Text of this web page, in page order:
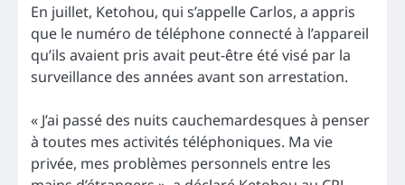
En juillet, Ketohou, qui s’appelle Carlos, a appris
que le numéro de téléphone connecté à l’appareil
qu’ils avaient pris avait peut-être été visé par la
surveillance des années avant son arrestation.
« J’ai passé des nuits cauchemardesques à penser
à toutes mes activités téléphoniques. Ma vie
privée, mes problèmes personnels entre les